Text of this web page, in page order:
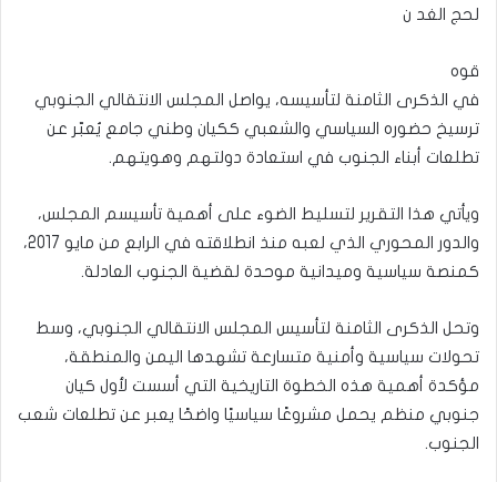
لحج الغد ن
قوه
في الذكرى الثامنة لتأسيسه، يواصل المجلس الانتقالي الجنوبي
ترسيخ حضوره السياسي والشعبي ككيان وطني جامع يُعبّر عن
تطلعات أبناء الجنوب في استعادة دولتهم وهويتهم.
ويأتي هذا التقرير لتسليط الضوء على أهمية تأسيسم المجلس،
والدور المحوري الذي لعبه منذ انطلاقته في الرابع من مايو 2017،
كمنصة سياسية وميدانية موحدة لقضية الجنوب العادلة.
وتحل الذكرى الثامنة لتأسيس المجلس الانتقالي الجنوبي، وسط
تحولات سياسية وأمنية متسارعة تشهدها اليمن والمنطقة،
مؤكدة أهمية هذه الخطوة التاريخية التي أسست لأول كيان
جنوبي منظم يحمل مشروعًا سياسيًا واضحًا يعبر عن تطلعات شعب
الجنوب.